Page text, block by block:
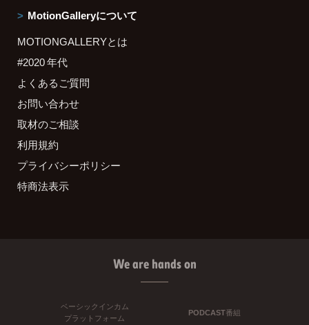
MotionGalleryについて
MOTIONGALLERYとは
#2020 年代
よくあるご質問
お問い合わせ
取材のご相談
利用規約
プライバシーポリシー
特商法表示
We are hands on
ベーシックインカム
プラットフォーム
PODCAST番組